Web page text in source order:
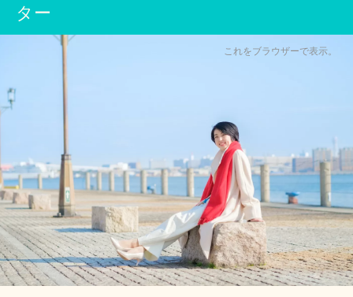
ター
これをブラウザーで表示。